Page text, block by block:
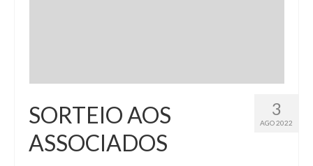
3
AGO 2022
SORTEIO AOS
ASSOCIADOS